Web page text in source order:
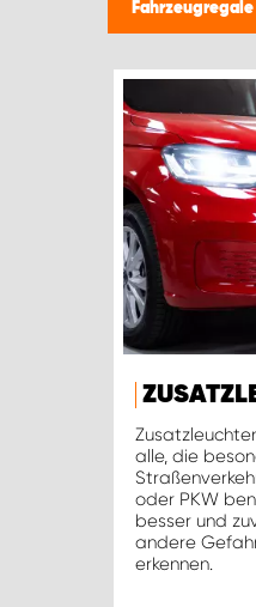
alle, die
oder PKW
besser und
andere
erkennen.